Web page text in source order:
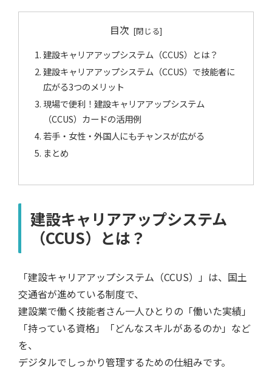
目次
建設キャリアアップシステム（CCUS）とは？
建設キャリアアップシステム（CCUS）で技能者に
広がる3つのメリット
現場で便利！建設キャリアアップシステム
（CCUS）カードの活用例
若手・女性・外国人にもチャンスが広がる
まとめ
建設キャリアアップシステム
（CCUS）とは？
「建設キャリアアップシステム（CCUS）」は、国土
交通省が進めている制度で、
建設業で働く技能者さん一人ひとりの「働いた実績」
「持っている資格」「どんなスキルがあるのか」など
を、
デジタルでしっかり管理するための仕組みです。